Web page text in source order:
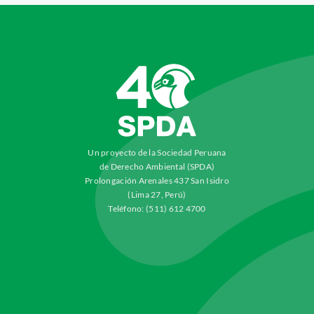
Un proyecto de la Sociedad Peruana
de Derecho Ambiental (SPDA)
Prolongación Arenales 437 San Isidro
(Lima 27, Perú)
Teléfono: (511) 612 4700